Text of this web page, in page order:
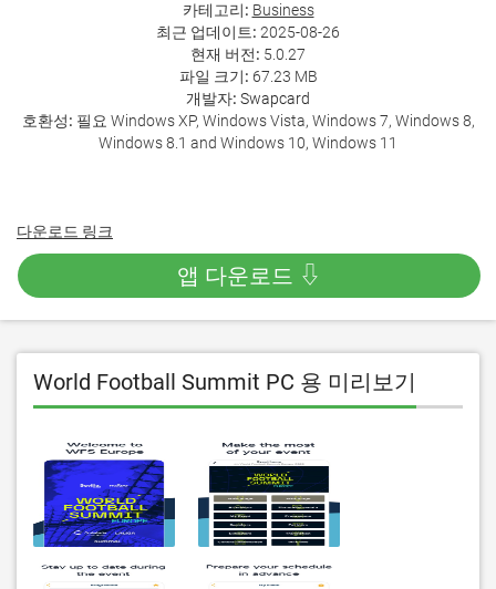
카테고리: Business
최근 업데이트: 2025-08-26
현재 버전: 5.0.27
파일 크기: 67.23 MB
개발자: Swapcard
호환성: 필요 Windows XP, Windows Vista, Windows 7, Windows 8,
Windows 8.1 and Windows 10, Windows 11
다운로드 링크
앱 다운로드 ⇩
World Football Summit PC 용 미리보기